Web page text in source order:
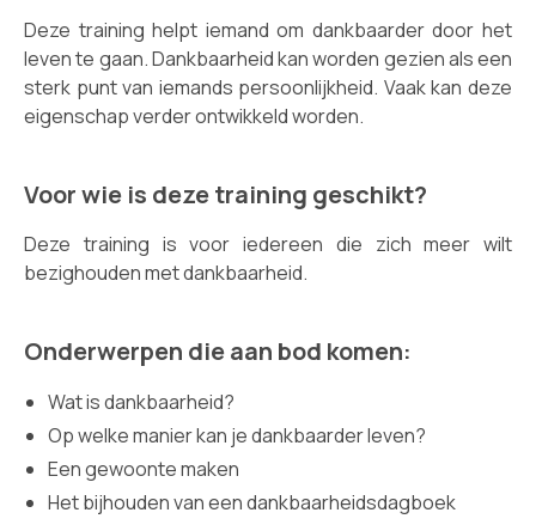
Deze training helpt iemand om dankbaarder door het
leven te gaan. Dankbaarheid kan worden gezien als een
sterk punt van iemands persoonlijkheid. Vaak kan deze
eigenschap verder ontwikkeld worden.
Voor wie is deze training geschikt?
Deze training is voor iedereen die zich meer wilt
bezighouden met dankbaarheid.
Onderwerpen die aan bod komen:
Wat is dankbaarheid?
Op welke manier kan je dankbaarder leven?
Een gewoonte maken
Het bijhouden van een dankbaarheidsdagboek